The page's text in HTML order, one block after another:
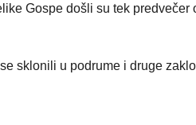
Gospe došli su tek predvečer
sklonili u podrume i druge